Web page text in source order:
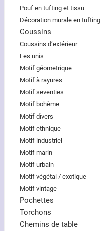
Pouf en tufting et tissu
Décoration murale en tufting
Coussins
Coussins d’extérieur
Les unis
Motif géometrique
Motif à rayures
Motif seventies
Motif bohème
Motif divers
Motif ethnique
Motif industriel
Motif marin
Motif urbain
Motif végétal / exotique
Motif vintage
Pochettes
Torchons
Chemins de table